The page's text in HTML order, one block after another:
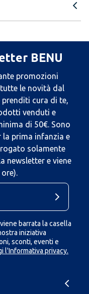
BENU
promozioni
le novità dal
prenditi cura di te,
venduti e
di 50€. Sono
prima infanzia e
solamente
newsletter e viene
barrata la casella
iniziativa
sconti, eventi e
l'Informativa privacy.